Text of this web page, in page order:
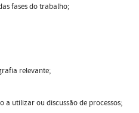
do trabalho;
relevante;
ou discussão de processos;